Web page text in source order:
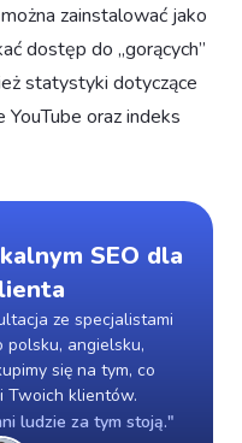
zainstalować jako
dostęp do „gorących”
statystyki dotyczące
oraz indeks
SEO dla
ze specjalistami
polsku, angielsku,
się na tym, co
Twoich klientów.
ludzie za tym stoją."